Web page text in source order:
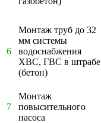
6
Монтаж труб до 32
мм системы
водоснабжения
ХВС, ГВС в штрабе
(бетон)
7
Монтаж
повысительного
насоса